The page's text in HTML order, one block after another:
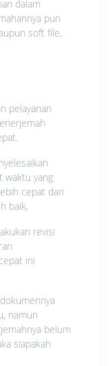
dalam
pun
soft file,
pelayanan
waktu yang
cepat dari
baik,
revisi
ini
namun
belum
siapakah